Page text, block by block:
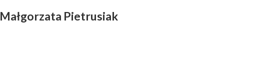
Małgorzata Pietrusiak